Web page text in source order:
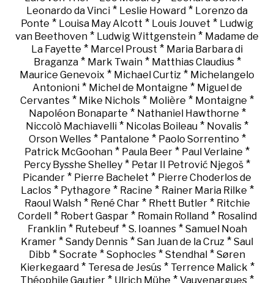
Leonardo da Vinci * Leslie Howard * Lorenzo da
Ponte * Louisa May Alcott * Louis Jouvet * Ludwig
van Beethoven * Ludwig Wittgenstein * Madame de
La Fayette * Marcel Proust * Maria Barbara di
Braganza* Mark Twain* Matthias Claudius*
Maurice Genevoix * Michael Curtiz * Michelangelo
Antonioni* Michel de Montaigne * Miguel de
Cervantes * Mike Nichols * Molière * Montaigne *
Napoléon Bonaparte * Nathaniel Hawthorne *
Niccolò Machiavelli * Nicolas Boileau * Novalis *
Orson Welles* Pantalone * Paolo Sorrentino *
Patrick McGoohan * Paula Beer * Paul Verlaine *
Percy Bysshe Shelley * Petar II Petrović Njegoš *
Picander * Pierre Bachelet * Pierre Choderlos de
Laclos* Pythagore * Racine * Rainer Maria Rilke *
Raoul Walsh* René Char* Rhett Butler* Ritchie
Cordell * Robert Gaspar* Romain Rolland* Rosalind
Franklin* Rutebeuf* S. Ioannes* Samuel Noah
Kramer * Sandy Dennis * San Juan de la Cruz * Saul
Dibb * Socrate * Sophocles * Stendhal * Søren
Kierkegaard* Teresa de Jesús* Terrence Malick *
Théophile Gautier * Ulrich Mühe * Vauvenargues *